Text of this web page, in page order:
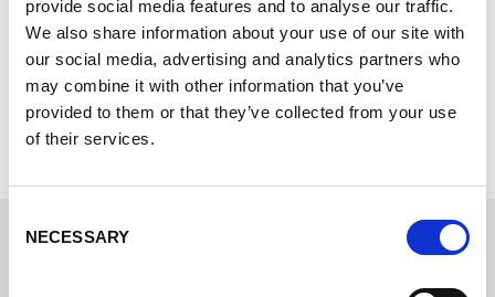
provide social media features and to analyse our traffic.
We also share information about your use of our site with
our social media, advertising and analytics partners who
may combine it with other information that you’ve
provided to them or that they’ve collected from your use
of their services.
Selection
NECESSARY
développements et des défis dans le secteur
du soudage.